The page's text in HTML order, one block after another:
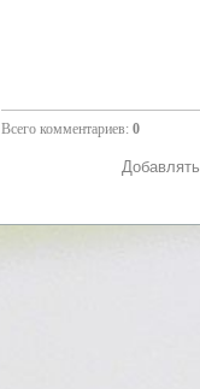
Всего комментариев: 0